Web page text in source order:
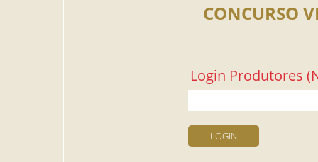
CONCURSO
Login Produtores
LOGIN